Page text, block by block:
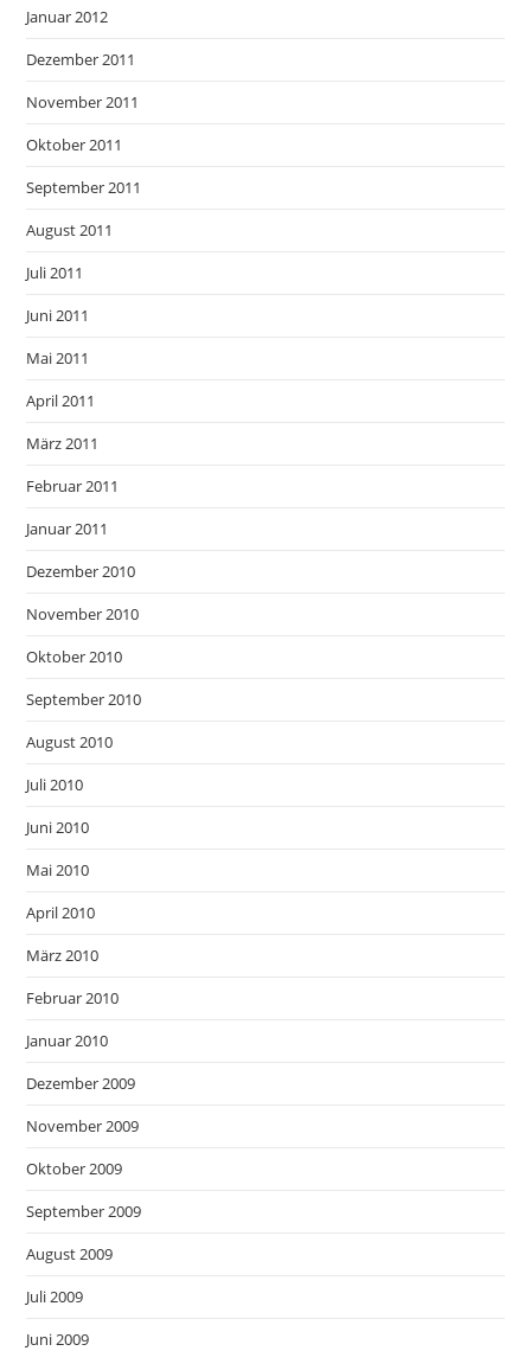
Januar 2012
Dezember 2011
November 2011
Oktober 2011
September 2011
August 2011
Juli 2011
Juni 2011
Mai 2011
April 2011
März 2011
Februar 2011
Januar 2011
Dezember 2010
November 2010
Oktober 2010
September 2010
August 2010
Juli 2010
Juni 2010
Mai 2010
April 2010
März 2010
Februar 2010
Januar 2010
Dezember 2009
November 2009
Oktober 2009
September 2009
August 2009
Juli 2009
Juni 2009